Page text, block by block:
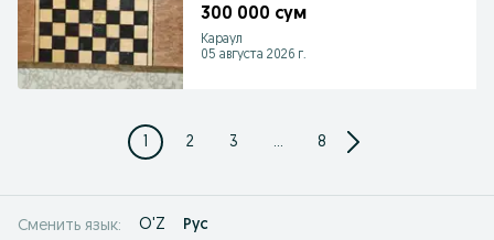
300 000 сум
Караул
05 августа 2026 г.
1 2 3 ... 8
Сменить язык: O'Z Рус